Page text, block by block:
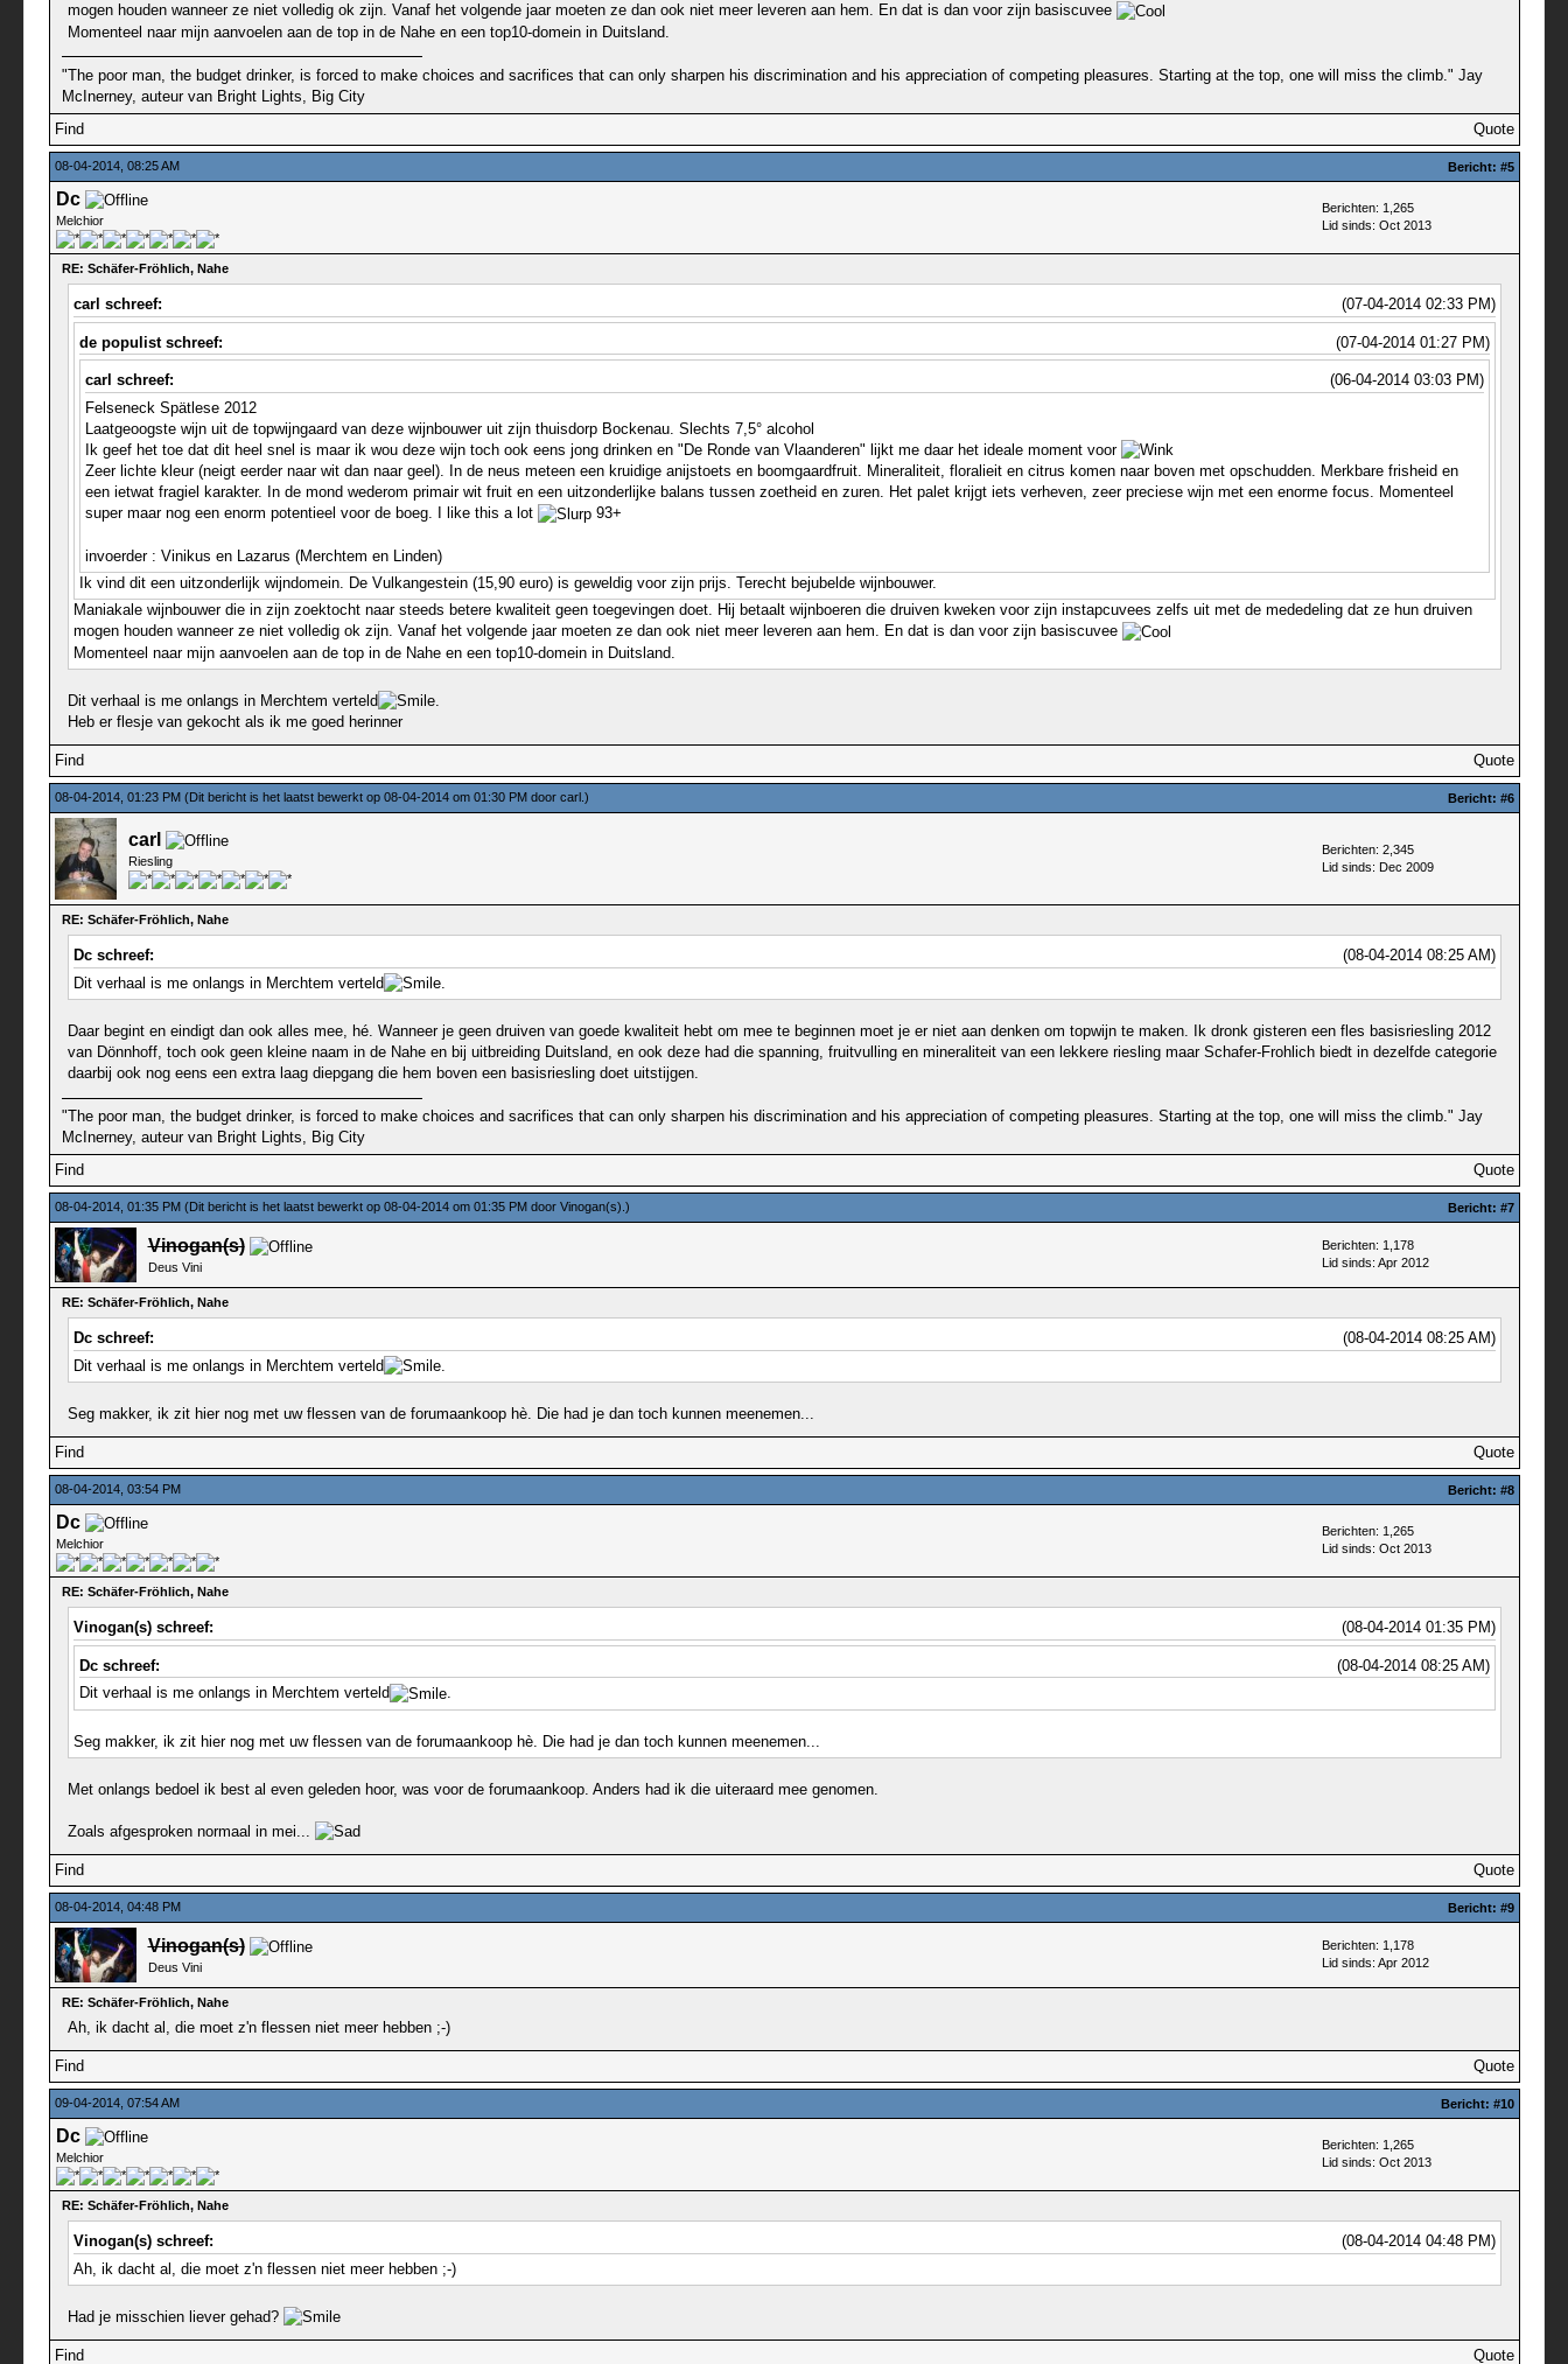
mogen houden wanneer ze niet volledig ok zijn. Vanaf het volgende jaar moeten ze dan ook niet meer leveren aan hem. En dat is dan voor zijn basiscuvee
Momenteel naar mijn aanvoelen aan de top in de Nahe en een top10-domein in Duitsland.
"The poor man, the budget drinker, is forced to make choices and sacrifices that can only sharpen his discrimination and his appreciation of competing pleasures. Starting at the top, one will miss the climb." Jay
McInerney, auteur van Bright Lights, Big City
Find
Quote
08-04-2014, 08:25 AM Bericht: #5
Dc
Melchior
Berichten: 1,265
Lid sinds: Oct 2013
RE: Schäfer-Fröhlich, Nahe
(07-04-2014 02:33 PM)
carl schreef:
(07-04-2014 01:27 PM)
de populist schreef:
(06-04-2014 03:03 PM)
carl schreef:
Felseneck Spätlese 2012
Laatgeoogste wijn uit de topwijngaard van deze wijnbouwer uit zijn thuisdorp Bockenau. Slechts 7,5° alcohol
Ik geef het toe dat dit heel snel is maar ik wou deze wijn toch ook eens jong drinken en "De Ronde van Vlaanderen" lijkt me daar het ideale moment voor
Zeer lichte kleur (neigt eerder naar wit dan naar geel). In de neus meteen een kruidige anijstoets en boomgaardfruit. Mineraliteit, floralieit en citrus komen naar boven met opschudden. Merkbare frisheid en
een ietwat fragiel karakter. In de mond wederom primair wit fruit en een uitzonderlijke balans tussen zoetheid en zuren. Het palet krijgt iets verheven, zeer preciese wijn met een enorme focus. Momenteel
super maar nog een enorm potentieel voor de boeg. I like this a lot
93+
invoerder : Vinikus en Lazarus (Merchtem en Linden)
Ik vind dit een uitzonderlijk wijndomein. De Vulkangestein (15,90 euro) is geweldig voor zijn prijs. Terecht bejubelde wijnbouwer.
Maniakale wijnbouwer die in zijn zoektocht naar steeds betere kwaliteit geen toegevingen doet. Hij betaalt wijnboeren die druiven kweken voor zijn instapcuvees zelfs uit met de mededeling dat ze hun druiven
mogen houden wanneer ze niet volledig ok zijn. Vanaf het volgende jaar moeten ze dan ook niet meer leveren aan hem. En dat is dan voor zijn basiscuvee
Momenteel naar mijn aanvoelen aan de top in de Nahe en een top10-domein in Duitsland.
Dit verhaal is me onlangs in Merchtem verteld
.
Heb er flesje van gekocht als ik me goed herinner
Find Quote
08-04-2014, 01:23 PM (Dit bericht is het laatst bewerkt op 08-04-2014 om 01:30 PM door carl.) Bericht: #6
carl
Riesling
Berichten: 2,345
Lid sinds: Dec 2009
RE: Schäfer-Fröhlich, Nahe
(08-04-2014 08:25 AM)
Dc schreef:
Dit verhaal is me onlangs in Merchtem verteld
.
Daar begint en eindigt dan ook alles mee, hé. Wanneer je geen druiven van goede kwaliteit hebt om mee te beginnen moet je er niet aan denken om topwijn te maken. Ik dronk gisteren een fles basisriesling 2012
van Dönnhoff, toch ook geen kleine naam in de Nahe en bij uitbreiding Duitsland, en ook deze had die spanning, fruitvulling en mineraliteit van een lekkere riesling maar Schafer-Frohlich biedt in dezelfde categorie
daarbij ook nog eens een extra laag diepgang die hem boven een basisriesling doet uitstijgen.
"The poor man, the budget drinker, is forced to make choices and sacrifices that can only sharpen his discrimination and his appreciation of competing pleasures. Starting at the top, one will miss the climb." Jay
McInerney, auteur van Bright Lights, Big City
Find
Quote
08-04-2014, 01:35 PM (Dit bericht is het laatst bewerkt op 08-04-2014 om 01:35 PM door Vinogan(s) .) Bericht: #7
Vinogan(s)
Deus Vini
Berichten: 1,178
Lid sinds: Apr 2012
RE: Schäfer-Fröhlich, Nahe
(08-04-2014 08:25 AM)
Dc schreef:
Dit verhaal is me onlangs in Merchtem verteld
.
Seg makker, ik zit hier nog met uw flessen van de forumaankoop hè. Die had je dan toch kunnen meenemen...
Find Quote
08-04-2014, 03:54 PM Bericht: #8
Dc
Melchior
Berichten: 1,265
Lid sinds: Oct 2013
RE: Schäfer-Fröhlich, Nahe
(08-04-2014 01:35 PM)
Vinogan(s) schreef:
(08-04-2014 08:25 AM)
Dc schreef:
Dit verhaal is me onlangs in Merchtem verteld
.
Seg makker, ik zit hier nog met uw flessen van de forumaankoop hè. Die had je dan toch kunnen meenemen...
Met onlangs bedoel ik best al even geleden hoor, was voor de forumaankoop. Anders had ik die uiteraard mee genomen.
Zoals afgesproken normaal in mei...
Find Quote
08-04-2014, 04:48 PM Bericht: #9
Vinogan(s)
Deus Vini
Berichten: 1,178
Lid sinds: Apr 2012
RE: Schäfer-Fröhlich, Nahe
Ah, ik dacht al, die moet z'n flessen niet meer hebben ;-)
Find Quote
09-04-2014, 07:54 AM Bericht: #10
Dc
Melchior
Berichten: 1,265
Lid sinds: Oct 2013
RE: Schäfer-Fröhlich, Nahe
(08-04-2014 04:48 PM)
Vinogan(s) schreef:
Ah, ik dacht al, die moet z'n flessen niet meer hebben ;-)
Had je misschien liever gehad?
Find Quote